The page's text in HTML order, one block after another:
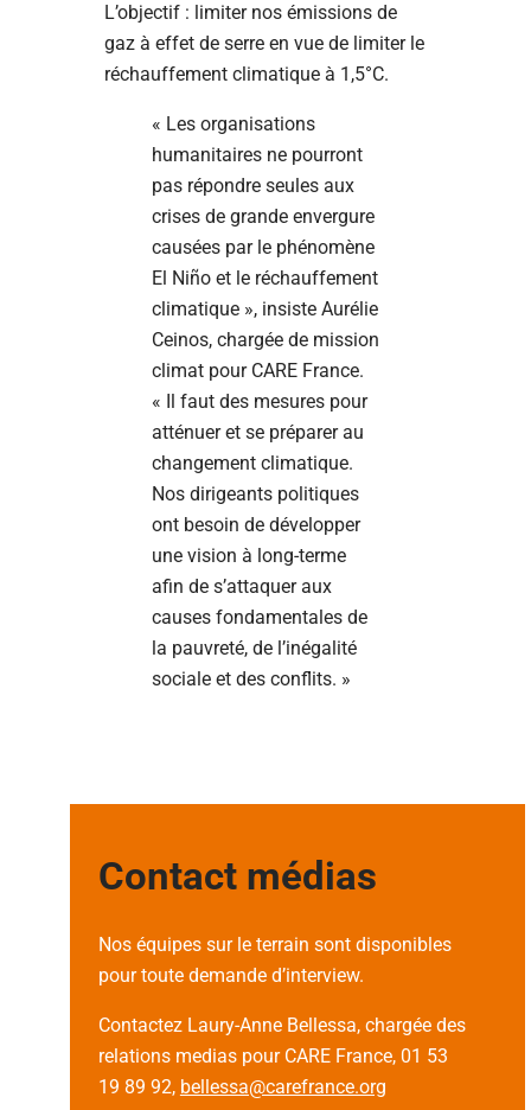
L’objectif : limiter nos émissions de
gaz à effet de serre en vue de limiter le
réchauffement climatique à 1,5°C.
« Les organisations
humanitaires ne pourront
pas répondre seules aux
crises de grande envergure
causées par le phénomène
El Niño et le réchauffement
climatique », insiste Aurélie
Ceinos, chargée de mission
climat pour CARE France.
« Il faut des mesures pour
atténuer et se préparer au
changement climatique.
Nos dirigeants politiques
ont besoin de développer
une vision à long-terme
afin de s’attaquer aux
causes fondamentales de
la pauvreté, de l’inégalité
sociale et des conflits. »
Contact médias
Nos équipes sur le terrain sont disponibles
pour toute demande d’interview.
Contactez Laury-Anne Bellessa, chargée des
relations medias pour CARE France, 01 53
19 89 92, bellessa@carefrance.org